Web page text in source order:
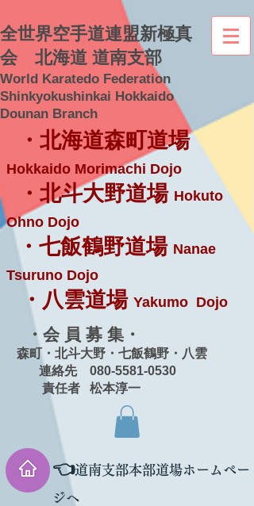
全世界空手道連盟新極真
会 北海道 道南支部
World Karatedo Federation
Shinkyokushinkai Hokkaido
Dounan Branch
・北海道森町道場
Hokkaido Morimachi Dojo
・北斗大野道場 Hokuto
Ohno Dojo
・七飯鶴野道場 Nanae
Tsuruno Dojo
・八雲道場 Yakumo Dojo
・会 員 募 集・
森町・北斗大野・七飯鶴野・八雲
連絡先 080-5581-0530
責任者 松本淳一
👈道南支部本部道場ホームペー
ジへ